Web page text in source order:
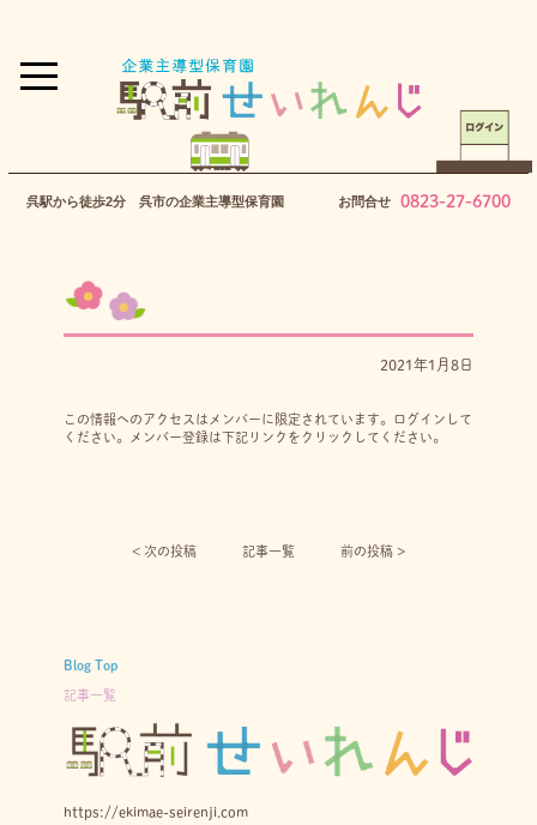
呉駅から徒歩2分 呉市の企業主導型保育園 お問合せ 0823-27-6700
2021年1月8日
この情報へのアクセスはメンバーに限定されています。ログインして
ください。メンバー登録は下記リンクをクリックしてください。
< 次の投稿︎ 記事一覧 前の投稿 >
Blog Top
記事一覧
https://ekimae-seirenji.com